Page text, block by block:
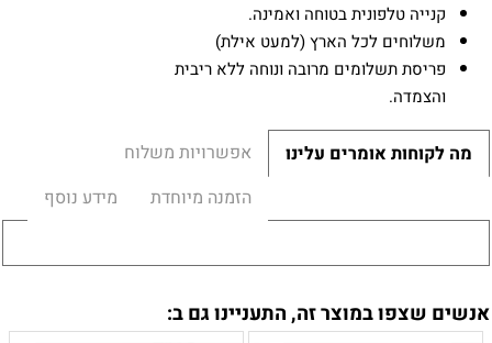
קנייה טלפונית בטוחה ואמינה.
משלוחים לכל הארץ (למעט אילת)
פריסת תשלומים מרובה ונוחה ללא ריבית
והצמדה.
מה לקוחות אומרים עלינו
אפשרויות משלוח
הזמנה מיוחדת
מידע נוסף
אנשים שצפו במוצר זה, התעניינו גם ב: